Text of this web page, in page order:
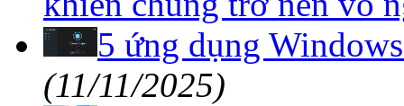
5 ứng dụng
(11/11/2025)